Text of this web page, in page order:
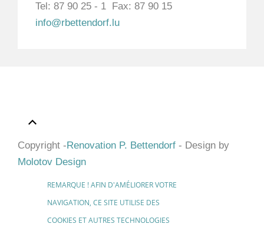
Tel: 87 90 25 - 1 Fax: 87 90 15
info@rbettendorf.lu
Copyright - Renovation P. Bettendorf - Design by
Molotov Design
REMARQUE ! AFIN D'AMÉLIORER VOTRE
NAVIGATION, CE SITE UTILISE DES
COOKIES ET AUTRES TECHNOLOGIES